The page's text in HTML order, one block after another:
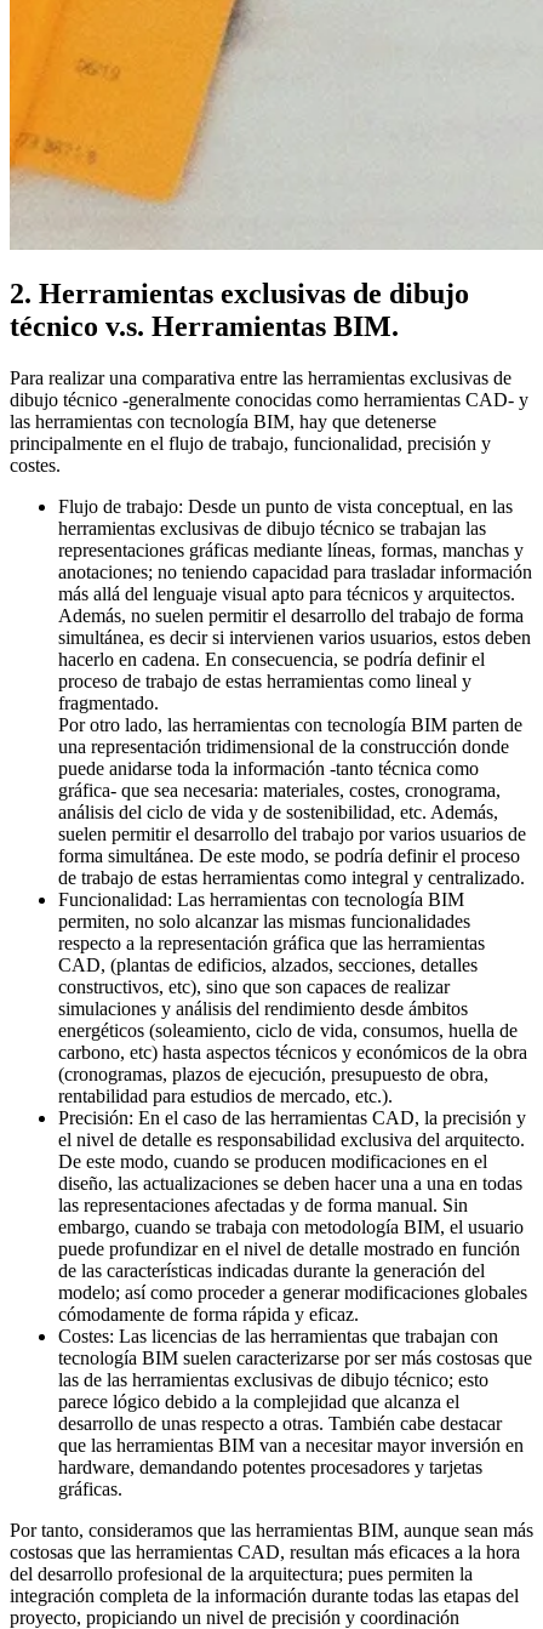
2. Herramientas exclusivas de dibujo
técnico v.s. Herramientas BIM.
Para realizar una comparativa entre las herramientas exclusivas de
dibujo técnico -generalmente conocidas como herramientas CAD- y
las herramientas con tecnología BIM, hay que detenerse
principalmente en el flujo de trabajo, funcionalidad, precisión y
costes.
Flujo de trabajo: Desde un punto de vista conceptual, en las
herramientas exclusivas de dibujo técnico se trabajan las
representaciones gráficas mediante líneas, formas, manchas y
anotaciones; no teniendo capacidad para trasladar información
más allá del lenguaje visual apto para técnicos y arquitectos.
Además, no suelen permitir el desarrollo del trabajo de forma
simultánea, es decir si intervienen varios usuarios, estos deben
hacerlo en cadena. En consecuencia, se podría definir el
proceso de trabajo de estas herramientas como lineal y
fragmentado.
Por otro lado, las herramientas con tecnología BIM parten de
una representación tridimensional de la construcción donde
puede anidarse toda la información -tanto técnica como
gráfica- que sea necesaria: materiales, costes, cronograma,
análisis del ciclo de vida y de sostenibilidad, etc. Además,
suelen permitir el desarrollo del trabajo por varios usuarios de
forma simultánea. De este modo, se podría definir el proceso
de trabajo de estas herramientas como integral y centralizado.
Funcionalidad: Las herramientas con tecnología BIM
permiten, no solo alcanzar las mismas funcionalidades
respecto a la representación gráfica que las herramientas
CAD, (plantas de edificios, alzados, secciones, detalles
constructivos, etc), sino que son capaces de realizar
simulaciones y análisis del rendimiento desde ámbitos
energéticos (soleamiento, ciclo de vida, consumos, huella de
carbono, etc) hasta aspectos técnicos y económicos de la obra
(cronogramas, plazos de ejecución, presupuesto de obra,
rentabilidad para estudios de mercado, etc.).
Precisión: En el caso de las herramientas CAD, la precisión y
el nivel de detalle es responsabilidad exclusiva del arquitecto.
De este modo, cuando se producen modificaciones en el
diseño, las actualizaciones se deben hacer una a una en todas
las representaciones afectadas y de forma manual. Sin
embargo, cuando se trabaja con metodología BIM, el usuario
puede profundizar en el nivel de detalle mostrado en función
de las características indicadas durante la generación del
modelo; así como proceder a generar modificaciones globales
cómodamente de forma rápida y eficaz.
Costes: Las licencias de las herramientas que trabajan con
tecnología BIM suelen caracterizarse por ser más costosas que
las de las herramientas exclusivas de dibujo técnico; esto
parece lógico debido a la complejidad que alcanza el
desarrollo de unas respecto a otras. También cabe destacar
que las herramientas BIM van a necesitar mayor inversión en
hardware, demandando potentes procesadores y tarjetas
gráficas.
Por tanto, consideramos que las herramientas BIM, aunque sean más
costosas que las herramientas CAD, resultan más eficaces a la hora
del desarrollo profesional de la arquitectura; pues permiten la
integración completa de la información durante todas las etapas del
proyecto, propiciando un nivel de precisión y coordinación